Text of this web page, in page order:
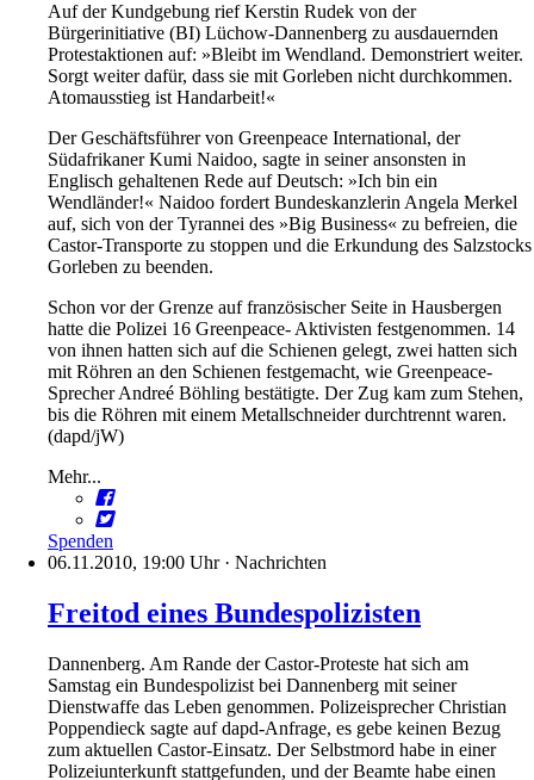
Auf der Kundgebung rief Kerstin Rudek von der
Bürgerinitiative (BI) Lüchow-Dannenberg zu ausdauernden
Protestaktionen auf: »Bleibt im Wendland. Demonstriert weiter.
Sorgt weiter dafür, dass sie mit Gorleben nicht durchkommen.
Atomausstieg ist Handarbeit!«
Der Geschäftsführer von Greenpeace International, der
Südafrikaner Kumi Naidoo, sagte in seiner ansonsten in
Englisch gehaltenen Rede auf Deutsch: »Ich bin ein
Wendländer!« Naidoo fordert Bundeskanzlerin Angela Merkel
auf, sich von der Tyrannei des »Big Business« zu befreien, die
Castor-Transporte zu stoppen und die Erkundung des Salzstocks
Gorleben zu beenden.
Schon vor der Grenze auf französischer Seite in Hausbergen
hatte die Polizei 16 Greenpeace- Aktivisten festgenommen. 14
von ihnen hatten sich auf die Schienen gelegt, zwei hatten sich
mit Röhren an den Schienen festgemacht, wie Greenpeace-
Sprecher Andreé Böhling bestätigte. Der Zug kam zum Stehen,
bis die Röhren mit einem Metallschneider durchtrennt waren.
(dapd/jW)
Mehr...
Spenden
06.11.2010, 19:00 Uhr· Nachrichten
Freitod eines Bundespolizisten
Dannenberg. Am Rande der Castor-Proteste hat sich am
Samstag ein Bundespolizist bei Dannenberg mit seiner
Dienstwaffe das Leben genommen. Polizeisprecher Christian
Poppendieck sagte auf dapd-Anfrage, es gebe keinen Bezug
zum aktuellen Castor-Einsatz. Der Selbstmord habe in einer
Polizeiunterkunft stattgefunden, und der Beamte habe einen